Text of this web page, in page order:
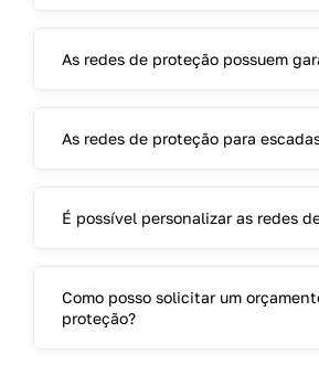
As redes de proteção possuem
As redes de proteção para
É possível personalizar as redes
Como posso solicitar um
proteção?